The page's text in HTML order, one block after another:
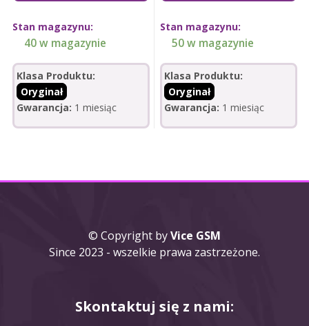
Stan magazynu:
40 w magazynie
Klasa Produktu:
Oryginał
Gwarancja: 1 miesiąc
Stan magazynu:
50 w magazynie
Klasa Produktu:
Oryginał
Gwarancja: 1 miesiąc
© Copyright byVice GSM
Since 2023 - wszelkie prawa zastrzeżone.
Skontaktuj się z nami: